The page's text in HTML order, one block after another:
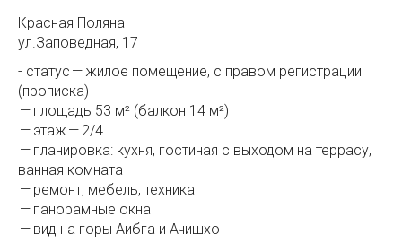
Красная Поляна
ул.Заповедная, 17
- статус — жилое помещение, с правом регистрации
(прописка)
— площадь 53 м² (балкон 14 м²)
— этаж — 2/4
— планировка: кухня, гостиная с выходом на террасу,
ванная комната
— ремонт, мебель, техника
— панорамные окна
— вид на горы Аибга и Ачишхо